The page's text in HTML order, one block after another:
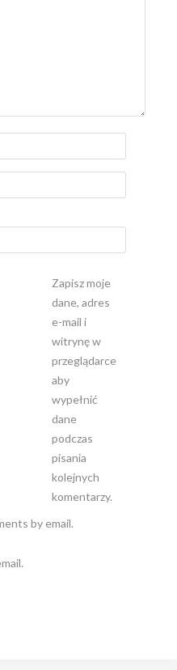
Zapisz moje
dane, adres
e-mail i
witrynę w
przeglądarce
aby
wypełnić
dane
podczas
pisania
kolejnych
komentarzy.
by email.